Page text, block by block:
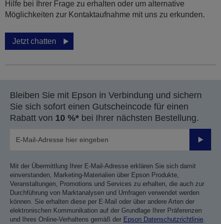
Hilfe bei Ihrer Frage zu erhalten oder um alternative
Möglichkeiten zur Kontaktaufnahme mit uns zu erkunden.
Jetzt chatten
Bleiben Sie mit Epson in Verbindung und sichern
Sie sich sofort einen Gutscheincode für einen
Rabatt von 10 %* bei Ihrer nächsten Bestellung.
Mit der Übermittlung Ihrer E-Mail-Adresse erklären Sie sich damit
einverstanden, Marketing-Materialien über Epson Produkte,
Veranstaltungen, Promotions und Services zu erhalten, die auch zur
Durchführung von Marktanalysen und Umfragen verwendet werden
können. Sie erhalten diese per E-Mail oder über andere Arten der
elektronischen Kommunikation auf der Grundlage Ihrer Präferenzen
und Ihres Online-Verhaltens gemäß der Epson Datenschutzrichtlinie.